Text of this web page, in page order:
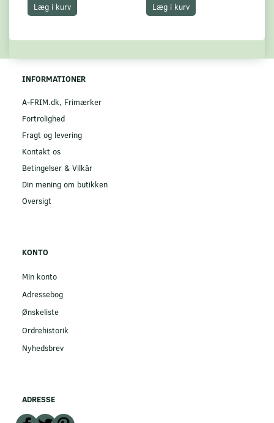
Læg i kurv Læg i kurv
INFORMATIONER
A-FRIM.dk, Frimærker
Fortrolighed
Fragt og levering
Kontakt os
Betingelser & Vilkår
Din mening om butikken
Oversigt
KONTO
Min konto
Adressebog
Ønskeliste
Ordrehistorik
Nyhedsbrev
ADRESSE